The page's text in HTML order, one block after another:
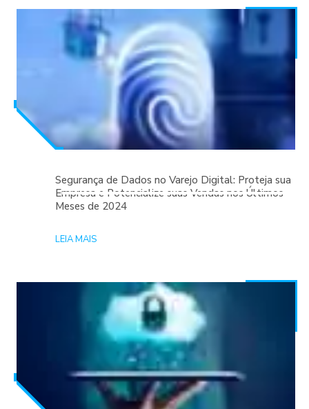
Segurança de Dados no Varejo Digital: Proteja sua
Empresa e Potencialize suas Vendas nos Últimos
Meses de 2024
LEIA MAIS